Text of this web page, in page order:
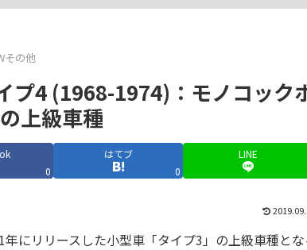
その他
プ4 (1968-1974)：モノコック
上級車種
0
はてブ
0
LINE
にリリースした小型車「タイプ3」の上級車種とな